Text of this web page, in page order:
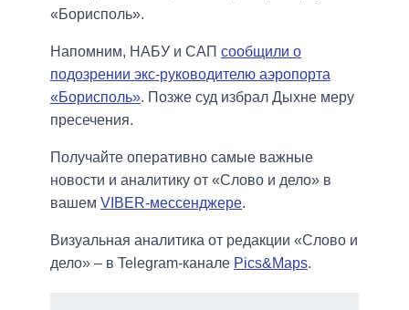
«Борисполь».
Напомним, НАБУ и САП сообщили о
подозрении экс-руководителю аэропорта
«Борисполь». Позже суд избрал Дыхне меру
пресечения.
Получайте оперативно самые важные
новости и аналитику от «Слово и дело» в
вашем VIBER-мессенджере.
Визуальная аналитика от редакции «Слово и
дело» – в Telegram-канале Pics&Maps.